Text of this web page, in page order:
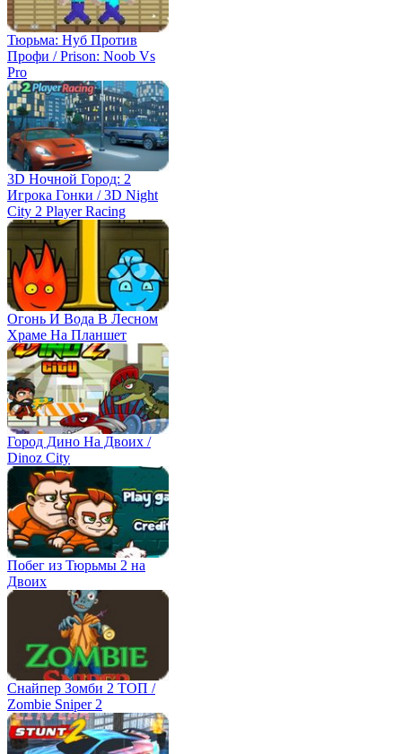
Тюрьма: Нуб Против
Профи / Prison: Noob Vs
Pro
3D Ночной Город: 2
Игрока Гонки / 3D Night
City 2 Player Racing
Огонь И Вода В Лесном
Храме На Планшет
Город Дино На Двоих /
Dinoz City
Побег из Тюрьмы 2 на
Двоих
Снайпер Зомби 2 ТОП /
Zombie Sniper 2